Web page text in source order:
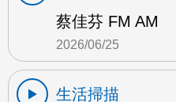
蔡佳芬 FM AM
2026/06/25
生活掃描